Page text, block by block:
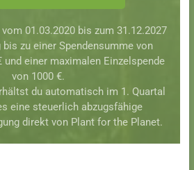
01.03.2020 bis zum 31.12.2027
zu einer Spendensumme von
und einer maximalen Einzelspende
von 1000 €.
du automatisch im 1. Quartal
eine steuerlich abzugsfähige
direkt von Plant for the Planet.